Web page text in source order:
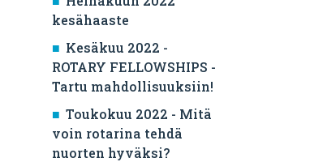
kesähaaste
Kesäkuu 2022 -
ROTARY FELLOWSHIPS -
Tartu mahdollisuuksiin!
Toukokuu 2022 - Mitä
voin rotarina tehdä
nuorten hyväksi?